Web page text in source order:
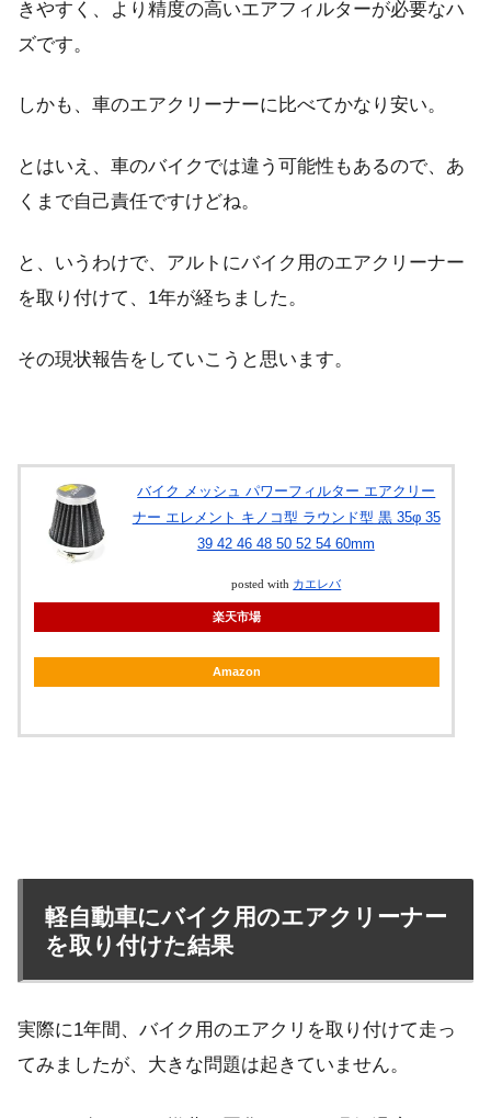
きやすく、より精度の高いエアフィルターが必要なハ
ズです。
しかも、車のエアクリーナーに比べてかなり安い。
とはいえ、車のバイクでは違う可能性もあるので、あ
くまで自己責任ですけどね。
と、いうわけで、アルトにバイク用のエアクリーナー
を取り付けて、1年が経ちました。
その現状報告をしていこうと思います。
バイク メッシュ パワーフィルター エアクリー
ナー エレメント キノコ型 ラウンド型 黒 35φ 35
39 42 46 48 50 52 54 60mm
posted with カエレバ
楽天市場
Amazon
軽自動車にバイク用のエアクリーナー
を取り付けた結果
実際に1年間、バイク用のエアクリを取り付けて走っ
てみましたが、大きな問題は起きていません。